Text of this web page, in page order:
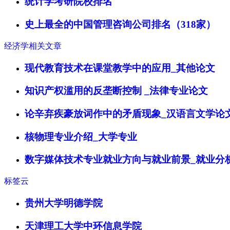
史上最全的中国管理咨询公司排名（318家）
经济学相关文章
现代教育技术在课堂教学中的应用_其他论文
知识产权滥用的反垄断控制 _法律专业论文
论辛弃疾豪放词作中的矛盾现象_汉语言文学论
核物理专业介绍_大学专业
数字媒体技术专业就业方向与就业前景_就业分
标签云
贵州大学明德学院
天津理工大学中环信息学院